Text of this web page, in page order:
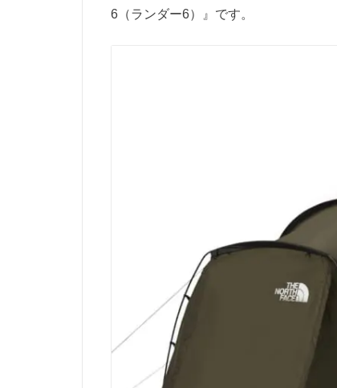
6（ランダー6）』です。